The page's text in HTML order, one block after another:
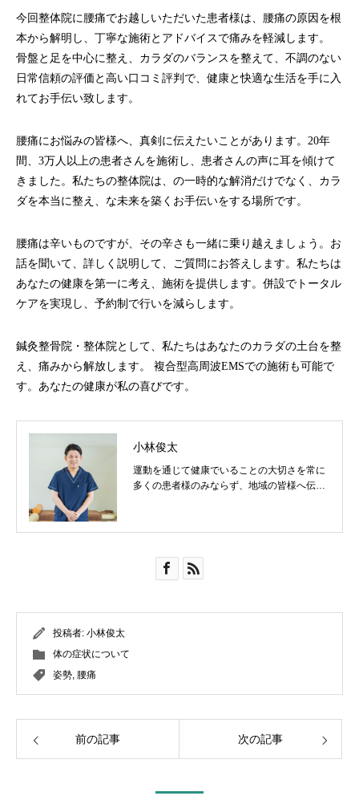
今回整体院に腰痛でお越しいただいた患者様は、腰痛の原因を根
本から解明し、丁寧な施術とアドバイスで痛みを軽減します。
骨盤と足を中心に整え、カラダのバランスを整えて、不調のない
日常信頼の評価と高い口コミ評判で、健康と快適な生活を手に入
れてお手伝い致します。
腰痛にお悩みの皆様へ、真剣に伝えたいことがあります。20年
間、3万人以上の患者さんを施術し、患者さんの声に耳を傾けて
きました。私たちの整体院は、の一時的な解消だけでなく、カラ
ダを本当に整え、な未来を築くお手伝いをする場所です。
腰痛は辛いものですが、その辛さも一緒に乗り越えましょう。お
話を聞いて、詳しく説明して、ご質問にお答えします。私たちは
あなたの健康を第一に考え、施術を提供します。併設でトータル
ケアを実現し、予約制で行いを減らします。
鍼灸整骨院・整体院として、私たちはあなたのカラダの土台を整
え、痛みから解放します。 複合型高周波EMSでの施術も可能で
す。あなたの健康が私の喜びです。
小林俊太
運動を通じて健康でいることの大切さを常に
多くの患者様のみならず、地域の皆様へ伝え
投稿者: 小林俊太
体の症状について
姿勢, 腰痛
前の記事 次の記事